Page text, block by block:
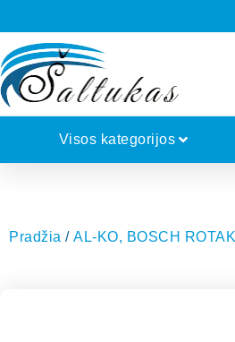
Visos kategorijos
Pradžia / AL-KO, BOSCH